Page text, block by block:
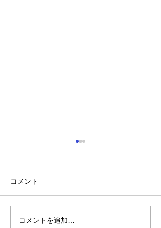
「懲役二七年」で問われ
コメント
コメントを追加…